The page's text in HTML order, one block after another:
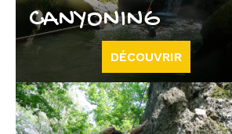
CANYONING
DÉCOUVRIR